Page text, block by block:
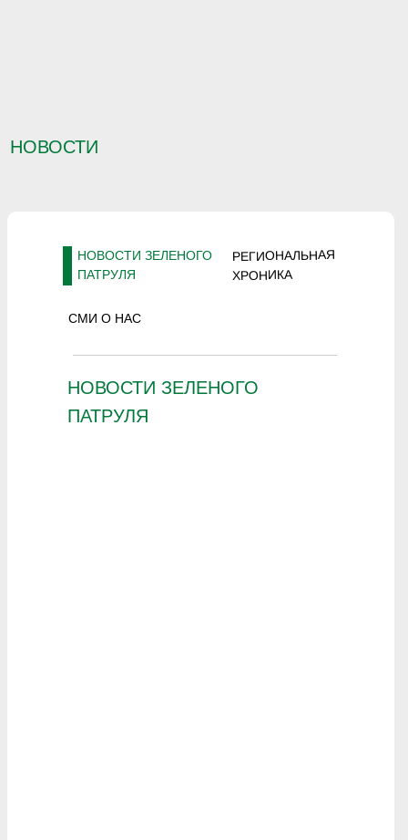
НОВОСТИ ЗЕЛЕНОГО
ПАТРУЛЯ
РЕГИОНАЛЬНАЯ
ХРОНИКА
СМИ О НАС
НОВОСТИ ЗЕЛЕНОГО
ПАТРУЛЯ
НОВОСТИ